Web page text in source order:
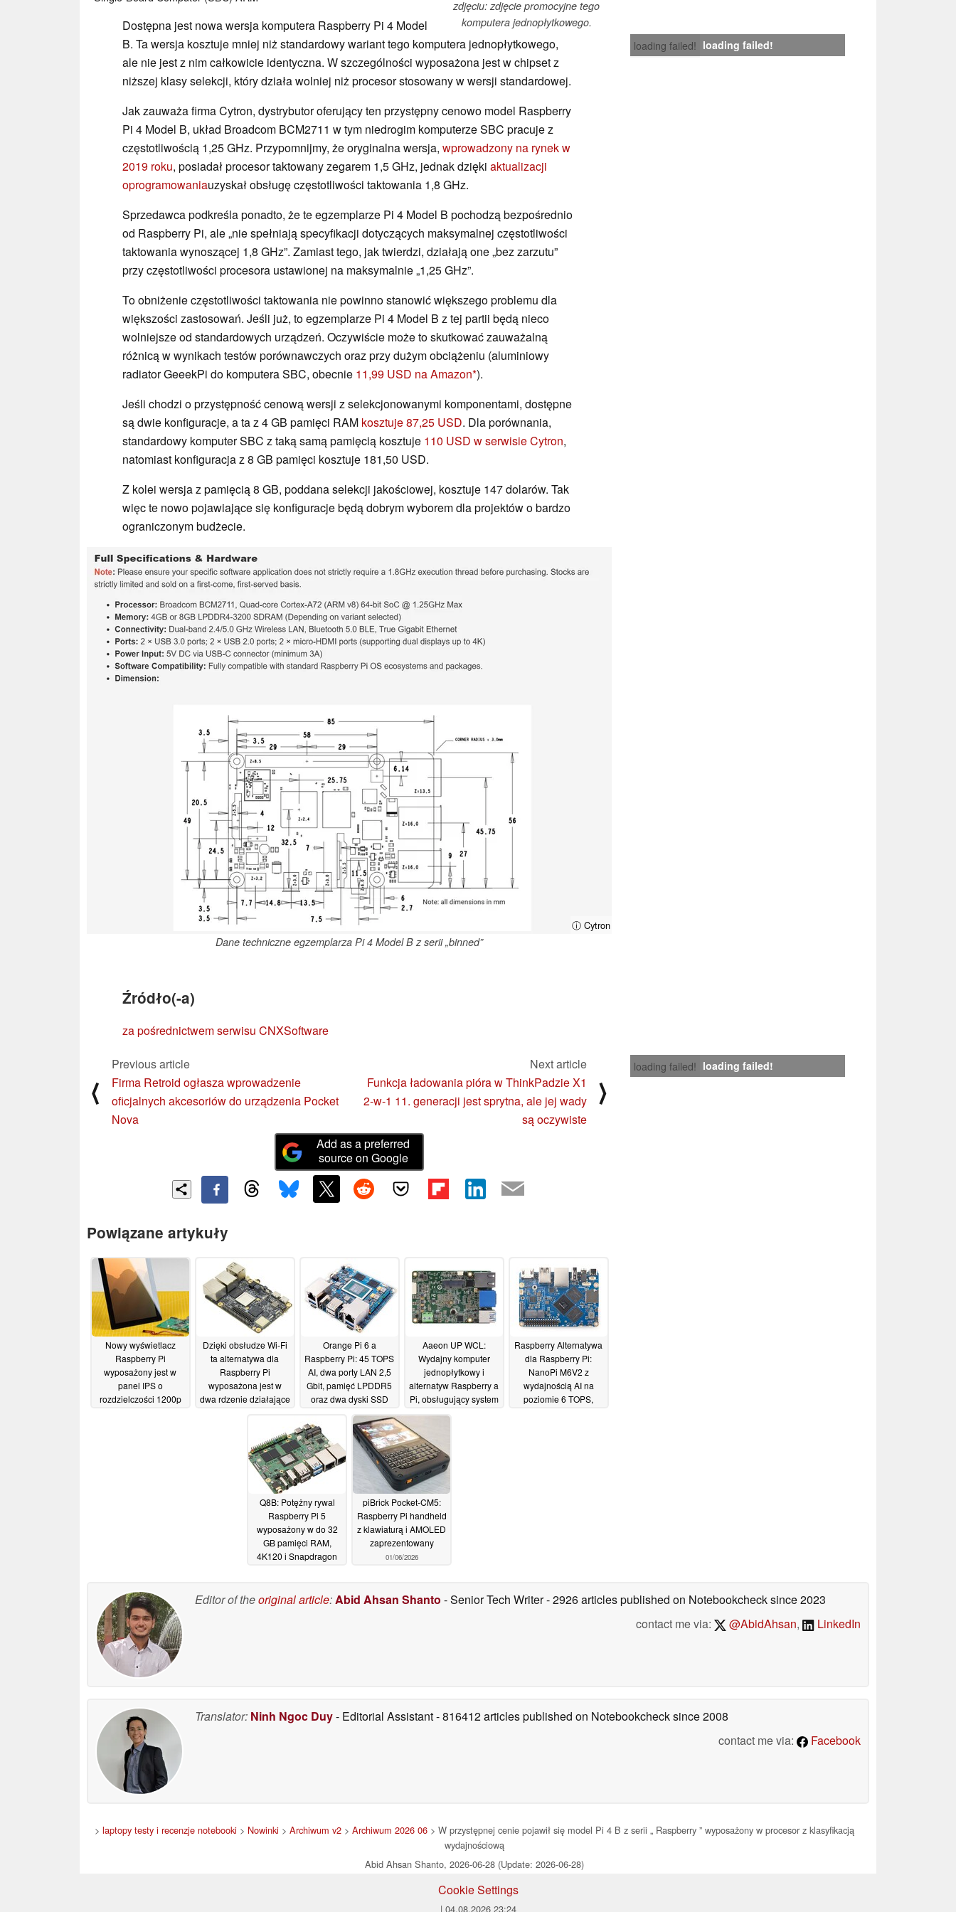
zdjęciu: zdjęcie promocyjne tego
komputera jednopłytkowego.
loading failed! loading failed!
Dostępna jest nowa wersja komputera Raspberry Pi 4 Model
B. Ta wersja kosztuje mniej niż standardowy wariant tego komputera jednopłytkowego,
ale nie jest z nim całkowicie identyczna. W szczególności wyposażona jest w chipset z
niższej klasy selekcji, który działa wolniej niż procesor stosowany w wersji standardowej.
Jak zauważa firma Cytron, dystrybutor oferujący ten przystępny cenowo model Raspberry
Pi 4 Model B, układ Broadcom BCM2711 w tym niedrogim komputerze SBC pracuje z
częstotliwością 1,25 GHz. Przypomnijmy, że oryginalna wersja, wprowadzony na rynek w
2019 roku, posiadał procesor taktowany zegarem 1,5 GHz, jednak dzięki aktualizacji
oprogramowaniauzyskał obsługę częstotliwości taktowania 1,8 GHz.
Sprzedawca podkreśla ponadto, że te egzemplarze Pi 4 Model B pochodzą bezpośrednio
od Raspberry Pi, ale „nie spełniają specyfikacji dotyczących maksymalnej częstotliwości
taktowania wynoszącej 1,8 GHz”. Zamiast tego, jak twierdzi, działają one „bez zarzutu”
przy częstotliwości procesora ustawionej na maksymalnie „1,25 GHz”.
To obniżenie częstotliwości taktowania nie powinno stanowić większego problemu dla
większości zastosowań. Jeśli już, to egzemplarze Pi 4 Model B z tej partii będą nieco
wolniejsze od standardowych urządzeń. Oczywiście może to skutkować zauważalną
różnicą w wynikach testów porównawczych oraz przy dużym obciążeniu (aluminiowy
radiator GeeekPi do komputera SBC, obecnie 11,99 USD na Amazon ).
Jeśli chodzi o przystępność cenową wersji z selekcjonowanymi komponentami, dostępne
są dwie konfiguracje, a ta z 4 GB pamięci RAM kosztuje 87,25 USD. Dla porównania,
standardowy komputer SBC z taką samą pamięcią kosztuje 110 USD w serwisie Cytron,
natomiast konfiguracja z 8 GB pamięci kosztuje 181,50 USD.
Z kolei wersja z pamięcią 8 GB, poddana selekcji jakościowej, kosztuje 147 dolarów. Tak
więc te nowo pojawiające się konfiguracje będą dobrym wyborem dla projektów o bardzo
ograniczonym budżecie.
ⓘ Cytron
Dane techniczne egzemplarza Pi 4 Model B z serii „binned”
Źródło(-a)
za pośrednictwem serwisu CNXSoftware
loading failed! loading failed!
⟨
Previous article
Firma Retroid ogłasza wprowadzenie
oficjalnych akcesoriów do urządzenia Pocket
Nova
Next article
Funkcja ładowania pióra w ThinkPadzie X1
2-w-1 11. generacji jest sprytna, ale jej wady
są oczywiste
⟩
Add as a preferred
source on Google
Powiązane artykuły
Nowy wyświetlacz
Raspberry Pi
wyposażony jest w
panel IPS o
rozdzielczości 1200p
Dzięki obsłudze Wi-Fi
ta alternatywa dla
Raspberry Pi
wyposażona jest w
dwa rdzenie działające
05/07/2026
Orange Pi 6 a
Raspberry Pi: 45 TOPS
AI, dwa porty LAN 2,5
Gbit, pamięć LPDDR5
oraz dwa dyski SSD
18/06/2026
Aaeon UP WCL:
Wydajny komputer
jednopłytkowy i
alternatyw Raspberry a
Pi, obsługujący system
Raspberry Alternatywa
dla Raspberry Pi:
NanoPi M6V2 z
wydajnością AI na
poziomie 6 TOPS,
Q8B: Potężny rywal
Raspberry Pi 5
wyposażony w do 32
GB pamięci RAM,
4K120 i Snapdragon
piBrick Pocket-CM5:
Raspberry Pi handheld
z klawiaturą i AMOLED
zaprezentowany
01/06/2026
Editor of theoriginal article:Abid Ahsan Shanto - Senior Tech Writer- 2926 articles published on Notebookchecksince 2023
contact me via:
@AbidAhsan, LinkedIn
Translator: Ninh Ngoc Duy- Editorial Assistant- 816412 articles published on Notebookchecksince 2008
contact me via:
Facebook
> laptopy testy i recenzje notebooki > Nowinki > Archiwum v2 > Archiwum 2026 06 > W przystępnej cenie pojawił się model Pi 4 B z serii „ Raspberry ” wyposażony w procesor z klasyfikacją
wydajnościową
Abid Ahsan Shanto, 2026-06-28 (Update: 2026-06-28)
Cookie Settings
| 04.08.2026 23:24